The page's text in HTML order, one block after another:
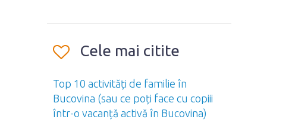
Cele mai citite
Top 10 activități de familie în
Bucovina (sau ce poți face cu copiii
într-o vacanță activă în Bucovina)